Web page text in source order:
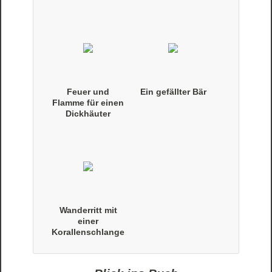
Feuer und
Flamme für einen
Dickhäuter
Ein gefällter Bär
Wanderritt mit
einer
Korallenschlange